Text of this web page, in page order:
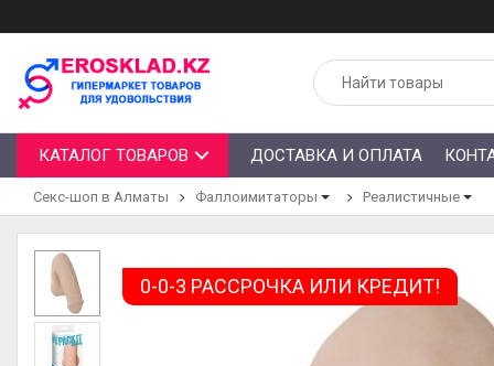
КАТАЛОГ ТОВАРОВ ДОСТАВКА И ОПЛАТА
Секс-шоп в Алматы Фаллоимитаторы Реалистичные
0-0-3 РАССРОЧКА ИЛИ КРЕДИТ!